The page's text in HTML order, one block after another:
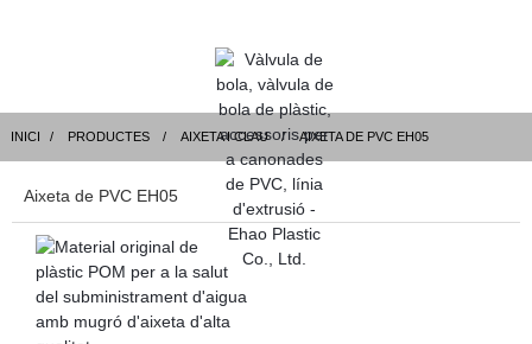
INICI PRODUCTES AIXETA I CLAU AIXETA DE PVC EH05
Aixeta de PVC EH05